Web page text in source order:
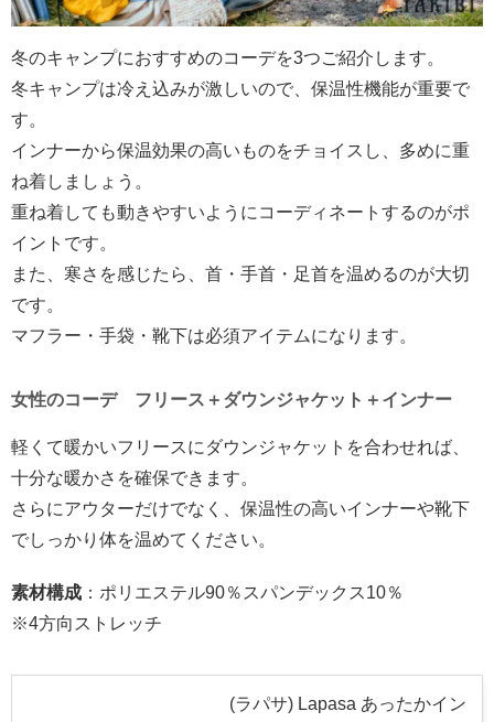
冬のキャンプにおすすめのコーデを3つご紹介します。
冬キャンプは冷え込みが激しいので、保温性機能が重要で
す。
インナーから保温効果の高いものをチョイスし、多めに重
ね着しましょう。
重ね着しても動きやすいようにコーディネートするのがポ
イントです。
また、寒さを感じたら、首・手首・足首を温めるのが大切
です。
マフラー・手袋・靴下は必須アイテムになります。
女性のコーデ フリース＋ダウンジャケット＋インナー
軽くて暖かいフリースにダウンジャケットを合わせれば、
十分な暖かさを確保できます。
さらにアウターだけでなく、保温性の高いインナーや靴下
でしっかり体を温めてください。
素材構成 ：ポリエステル90％スパンデックス10％
※4方向ストレッチ
(ラパサ) Lapasa あったかイン